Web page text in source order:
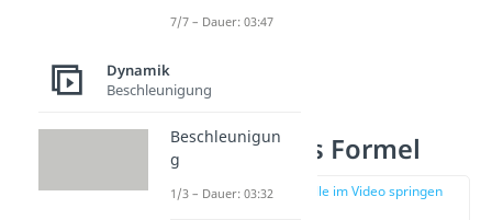
Drehimpuls Formel
zur Stelle im Video springen
7/7 – Dauer: 03:47
Dynamik
Beschleunigung
Beschleunigun
g
1/3 – Dauer: 03:32